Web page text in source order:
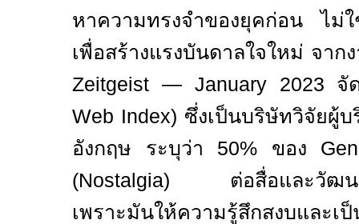
หาความทรงจำของยุคก่อน ไม่
เพื่อสร้างแรงบันดาลใจใหม่ จาก
Zeitgeist — January 2023 จั
Web Index) ซึ่งเป็นบริษัทวิจัยผู้
อังกฤษ ระบุว่า 50% ของ
(Nostalgia) ต่อสื่อและวัฒ
เพราะมันให้ความรู้สึกสงบและเ